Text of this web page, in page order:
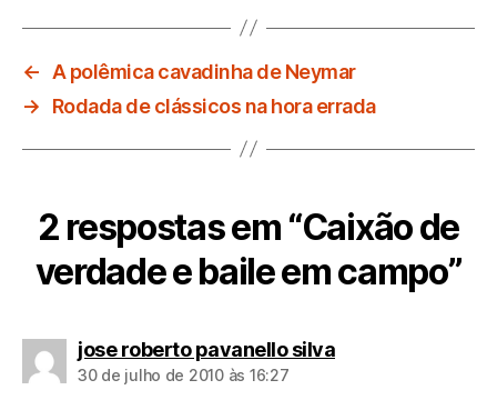
← A polêmica cavadinha de Neymar
→
Rodada de clássicos na hora errada
2 respostas em “Caixão de
verdade e baile em campo”
jose roberto pavanello silvadiz:
30 de julho de 2010 às 16:27